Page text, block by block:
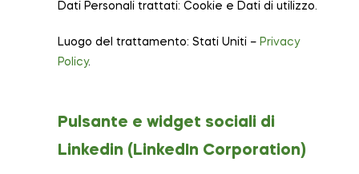
Dati Personali trattati: Cookie e Dati di utilizzo.
Luogo del trattamento: Stati Uniti – Privacy
Policy.
Pulsante e widget sociali di
Linkedin (LinkedIn Corporation)